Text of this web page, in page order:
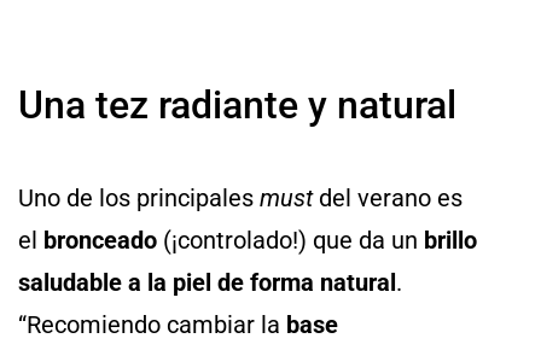
Una tez radiante y natural
Uno de los principales mustdel verano es
el bronceado (¡controlado!) que da un brillo
saludable a la piel de forma natural.
“Recomiendo cambiar la base